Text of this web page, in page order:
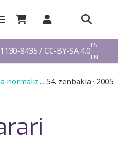
8435 / CC-BY-SA 4.0
ES
EN
normaliz.... 54. zenbakia · 2005